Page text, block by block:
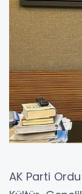
AK Parti